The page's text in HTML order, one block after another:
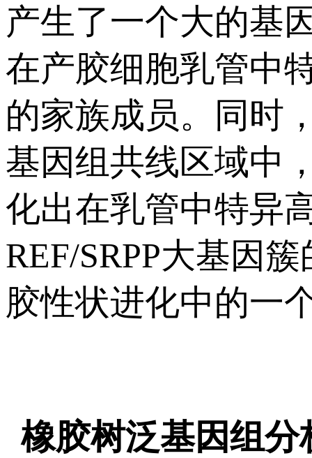
产生了一个大的基
在产胶细胞乳管中
的家族成员。同时
基因组共线区域中
化出在乳管中特异
REF/SRPP大基因
胶性状进化中的一
橡胶树泛基因组分